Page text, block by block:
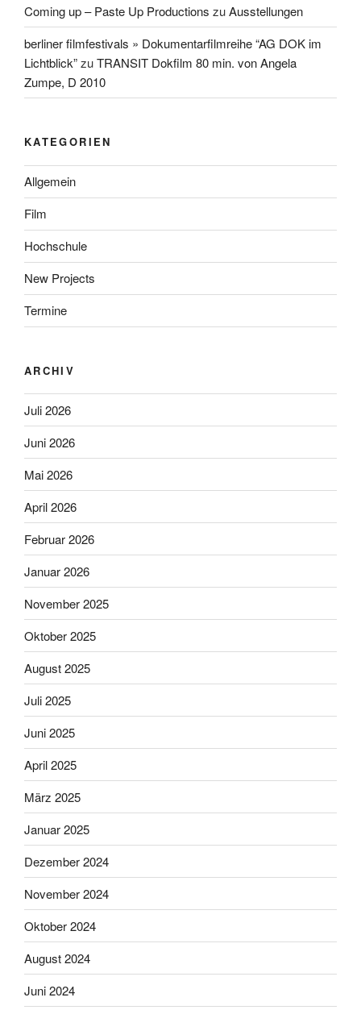
Coming up – Paste Up Productions zuAusstellungen
berliner filmfestivals » Dokumentarfilmreihe “AG DOK im
Lichtblick”zuTRANSIT Dokfilm 80 min. von Angela
Zumpe, D 2010
KATEGORIEN
Allgemein
Film
Hochschule
New Projects
Termine
ARCHIV
Juli 2026
Juni 2026
Mai 2026
April 2026
Februar 2026
Januar 2026
November 2025
Oktober 2025
August 2025
Juli 2025
Juni 2025
April 2025
März 2025
Januar 2025
Dezember 2024
November 2024
Oktober 2024
August 2024
Juni 2024